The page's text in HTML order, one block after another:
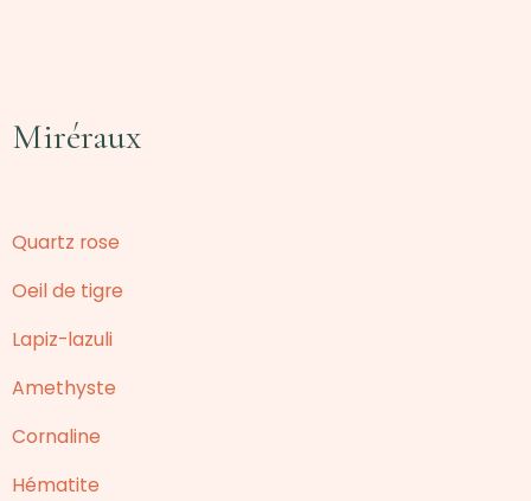
Miréraux
Quartz rose
Oeil de tigre
Lapiz-lazuli
Amethyste
Cornaline
Hématite